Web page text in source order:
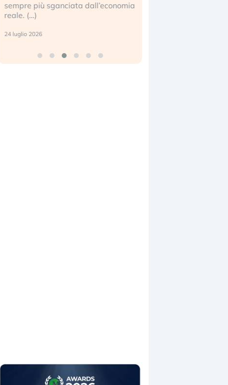
sempre più sganciata dall’economia
reale. (…)
24 luglio 2026